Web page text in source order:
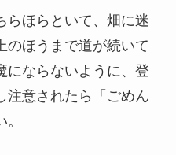
らほらといて、畑に迷
のほうまで道が続いて
にならないように、登
注意されたら「ごめん